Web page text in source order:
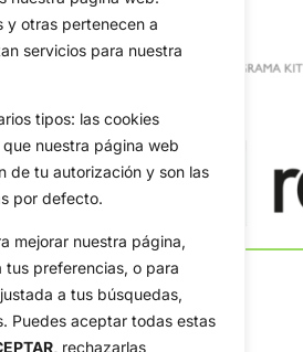
y otras pertenecen a
servicios para nuestra
tipos: las cookies
nuestra página web
de tu autorización y son las
por defecto.
mejorar nuestra página,
tus preferencias, o para
a tus búsquedas,
Puedes aceptar todas estas
rechazarlas